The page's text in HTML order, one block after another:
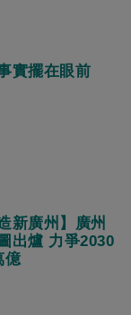
實擺在眼前
新廣州】廣州
出爐 力爭2030
億